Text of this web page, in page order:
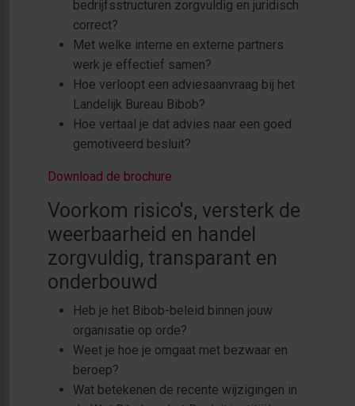
bedrijfsstructuren zorgvuldig en juridisch
correct?
Met welke interne en externe partners
werk je effectief samen?
Hoe verloopt een adviesaanvraag bij het
Landelijk Bureau Bibob?
Hoe vertaal je dat advies naar een goed
gemotiveerd besluit?
Download de brochure
Voorkom risico's, versterk de
weerbaarheid en handel
zorgvuldig, transparant en
onderbouwd
Heb je het Bibob-beleid binnen jouw
organisatie op orde?
Weet je hoe je omgaat met bezwaar en
beroep?
Wat betekenen de recente wijzigingen in